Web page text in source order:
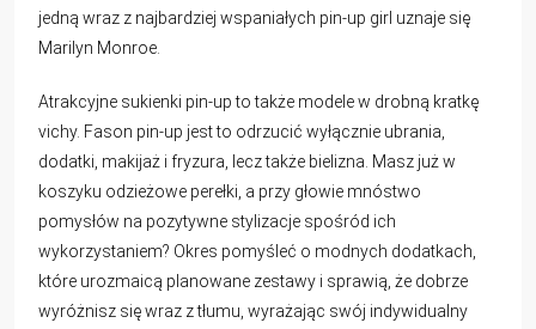
jedną wraz z najbardziej wspaniałych pin-up girl uznaje się
Marilyn Monroe.
Atrakcyjne sukienki pin-up to także modele w drobną kratkę
vichy. Fason pin-up jest to odrzucić wyłącznie ubrania,
dodatki, makijaż i fryzura, lecz także bielizna. Masz już w
koszyku odzieżowe perełki, a przy głowie mnóstwo
pomysłów na pozytywne stylizacje spośród ich
wykorzystaniem? Okres pomyśleć o modnych dodatkach,
które urozmaicą planowane zestawy i sprawią, że dobrze
wyróżnisz się wraz z tłumu, wyrażając swój indywidualny